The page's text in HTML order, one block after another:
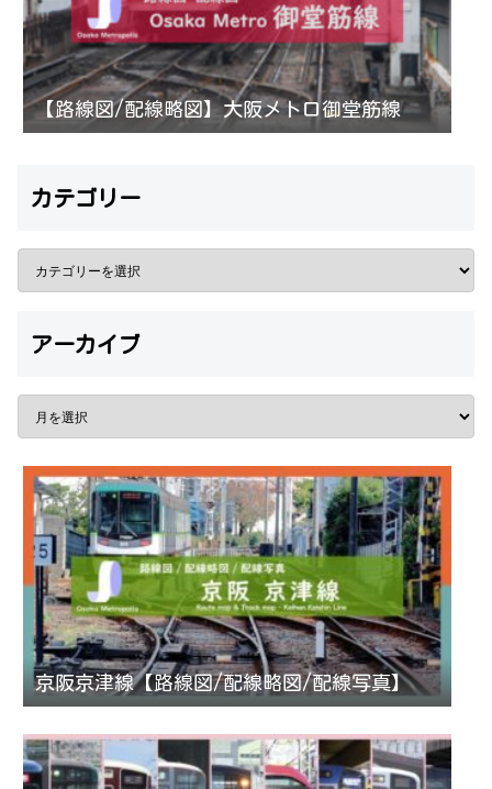
【路線図/配線略図】大阪メトロ御堂筋線
カテゴリー
アーカイブ
京阪京津線【路線図/配線略図/配線写真】